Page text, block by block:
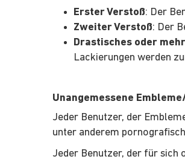
Erster Verstoß: Der
Zweiter Verstoß: Der
Drastisches oder
Lackierungen werden
Unangemessene
Jeder Benutzer, der
unter anderem
Jeder Benutzer, der für sich